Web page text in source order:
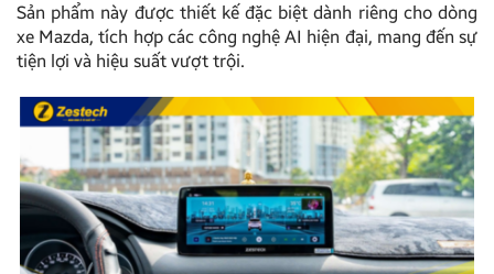
Sản phẩm này được thiết kế đặc biệt dành riêng cho dòng
xe Mazda, tích hợp các công nghệ AI hiện đại, mang đến sự
tiện lợi và hiệu suất vượt trội.